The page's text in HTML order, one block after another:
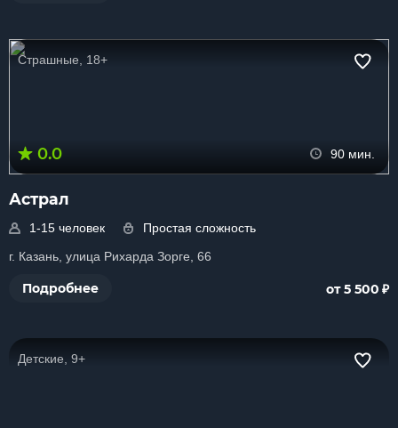
Страшные, 18+
0.0 90 мин.
Астрал
1-15 человек
Простая сложность
г. Казань, улица Рихарда Зорге, 66
Подробнее от 5 500 ₽
Детские, 9+